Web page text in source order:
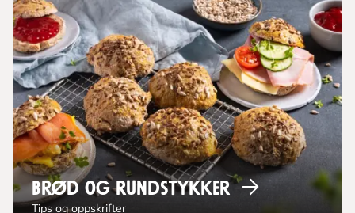
Brød og rundstykker
Tips og oppskrifter